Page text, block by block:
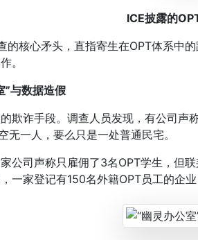
ICE披露的
核心矛头，直指寄生在OPT体系中的
。
”与数据造假
诈手段。调查人员发现，有公司声
无一人，要么只是一处普通民宅。
司声称只雇佣了3名OPT学生，但联
一家登记有150名外籍OPT员工的企